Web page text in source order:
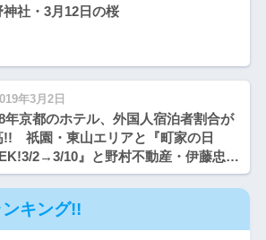
神社・3月12日の桜
年3月2日
年京都のホテル、外国人宿泊者割合が
!! 祇園・東山エリアと『町家の日
2→3/10』と野村不動産・伊藤忠商
伊藤忠都市開発による ホテル計画地
キング!!